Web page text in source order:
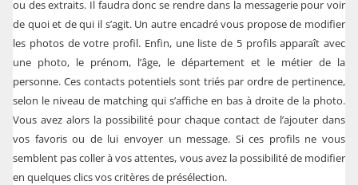
ou des extraits. Il faudra donc se rendre dans la messagerie pour voir
de quoi et de qui il s’agit. Un autre encadré vous propose de modifier
les photos de votre profil. Enfin, une liste de 5 profils apparaît avec
une photo, le prénom, l’âge, le département et le métier de la
personne. Ces contacts potentiels sont triés par ordre de pertinence,
selon le niveau de matching qui s’affiche en bas à droite de la photo.
Vous avez alors la possibilité pour chaque contact de l’ajouter dans
vos favoris ou de lui envoyer un message. Si ces profils ne vous
semblent pas coller à vos attentes, vous avez la possibilité de modifier
en quelques clics vos critères de présélection.